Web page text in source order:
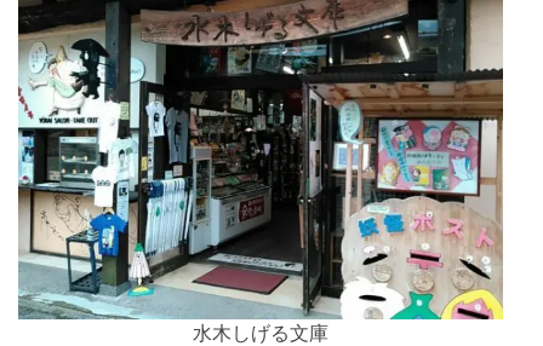
水木しげる文庫